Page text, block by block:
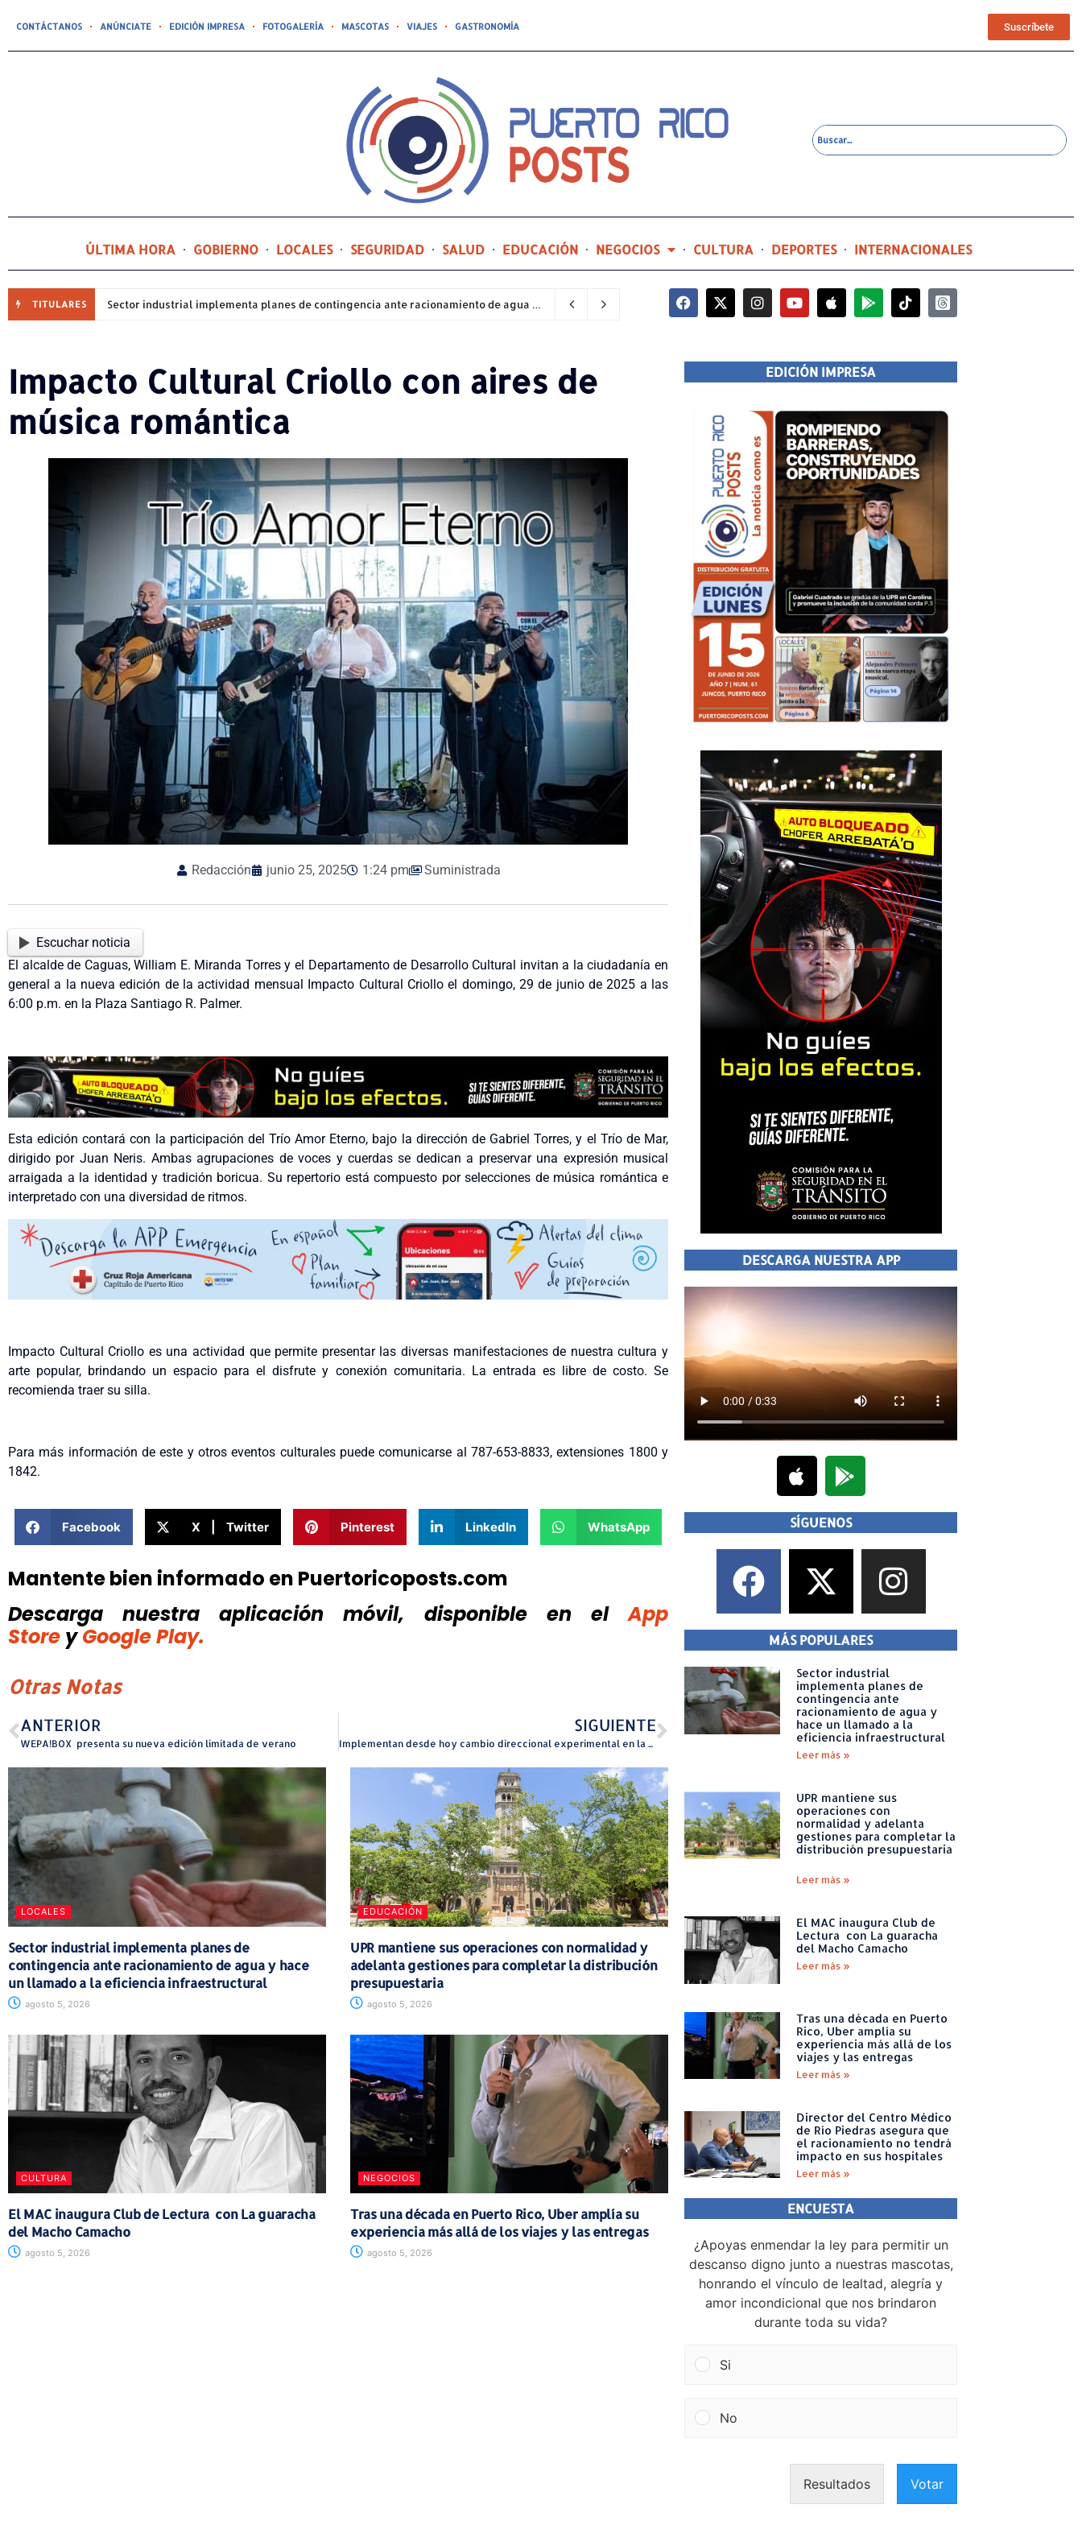
CONTÁCTANOS ANÚNCIATE EDICIÓN IMPRESA FOTOGALERÍA MASCOTAS VIAJES GASTRONOMÍA Suscríbete
ÚLTIMA HORA GOBIERNO LOCALES SEGURIDAD SALUD EDUCACIÓN NEGOCIOS CULTURA DEPORTES INTERNACIONALES
TITULARES Sector industrial implementa planes de contingencia ante racionamiento de agua y hace un llamado a la eficiencia infraestructural 6 horas ago
Impacto Cultural Criollo con aires de
música romántica
Redacción junio 25, 2025 1:24 pm Suministrada
Escuchar noticia
El alcalde de Caguas, William E. Miranda Torres y el Departamento de Desarrollo Cultural invitan a la ciudadanía en
general a la nueva edición de la actividad mensual Impacto Cultural Criollo el domingo, 29 de junio de 2025 a las
6:00 p.m. en la Plaza Santiago R. Palmer.
Esta edición contará con la participación del Trío Amor Eterno, bajo la dirección de Gabriel Torres, y el Trío de Mar,
dirigido por Juan Neris. Ambas agrupaciones de voces y cuerdas se dedican a preservar una expresión musical
arraigada a la identidad y tradición boricua. Su repertorio está compuesto por selecciones de música romántica e
interpretado con una diversidad de ritmos.
Impacto Cultural Criollo es una actividad que permite presentar las diversas manifestaciones de nuestra cultura y
arte popular, brindando un espacio para el disfrute y conexión comunitaria. La entrada es libre de costo. Se
recomienda traer su silla.
Para más información de este y otros eventos culturales puede comunicarse al 787-653-8833, extensiones 1800 y
1842.
Facebook X | Twitter Pinterest LinkedIn WhatsApp
Mantente bien informado en Puertoricoposts.com
Descarga nuestra aplicación móvil, disponible
en el
App
Store y Google Play.
Otras Notas
ANTERIOR
WEPA!BOX presenta su nueva edición limitada de verano
SIGUIENTE
Implementan desde hoy cambio direccional experimental en la Calle Condado
LOCALES
Sector industrial implementa planes de
contingencia ante racionamiento de agua y hace
un llamado a la eficiencia infraestructural
agosto 5, 2026
EDUCACIÓN
UPR mantiene sus operaciones con normalidad y
adelanta gestiones para completar la distribución
presupuestaria
agosto 5, 2026
CULTURA
El MAC inaugura Club de Lectura con La guaracha
del Macho Camacho
agosto 5, 2026
NEGOCIOS
Tras una década en Puerto Rico, Uber amplía su
experiencia más allá de los viajes y las entregas
agosto 5, 2026
EDICIÓN IMPRESA
DESCARGA NUESTRA APP
SÍGUENOS
MÁS POPULARES
Sector industrial
implementa planes de
contingencia ante
racionamiento de agua y
hace un llamado a la
eficiencia infraestructural
Leer más »
UPR mantiene sus
operaciones con
normalidad y adelanta
gestiones para completar la
distribución presupuestaria
Leer más »
El MAC inaugura Club de
Lectura con La guaracha
del Macho Camacho
Leer más »
Tras una década en Puerto
Rico, Uber amplía su
experiencia más allá de los
viajes y las entregas
Leer más »
Director del Centro Médico
de Río Piedras asegura que
el racionamiento no tendrá
impacto en sus hospitales
Leer más »
ENCUESTA
¿Apoyas enmendar la ley para permitir un
descanso digno junto a nuestras mascotas,
honrando el vínculo de lealtad, alegría y
amor incondicional que nos brindaron
durante toda su vida?
Si
No
Resultados Votar